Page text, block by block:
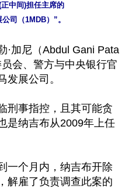
中间)担任主席的
司（1MDB）”。
·加尼（Abdul Gani Pata
会、警方与中央银行官
发展公司。
刑事指控，且其可能贪
是纳吉布从2009年上任
一个月内，纳吉布开除
解雇了负责调查此案的